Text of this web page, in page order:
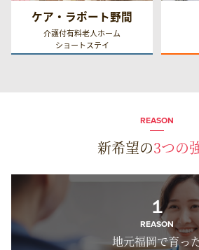
ケア・ラポート野間
介護付有料老人ホーム
ショートステイ
新希望の3つの
REASON
１
REASON
地元福岡で育っ